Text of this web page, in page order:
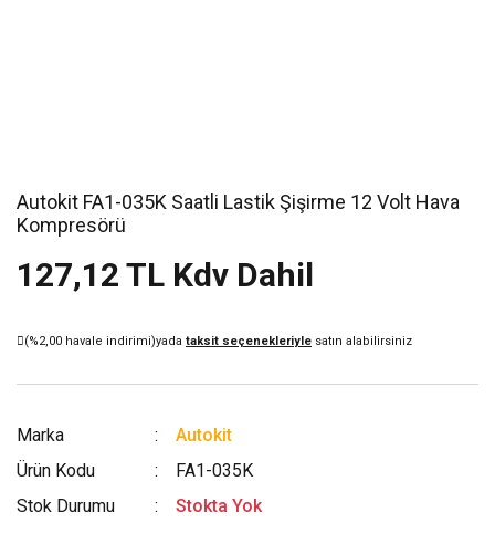
Autokit FA1-035K Saatli Lastik Şişirme 12 Volt Hava
Kompresörü
127,12 TL Kdv Dahil
(%2,00 havale indirimi)yada taksit seçenekleriyle satın alabilirsiniz
Marka
Autokit
Ürün Kodu
FA1-035K
Stok Durumu
Stokta Yok